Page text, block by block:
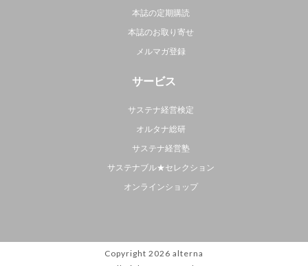
本誌の定期購読
本誌のお取り寄せ
メルマガ登録
サービス
サステナ経営検定
オルタナ総研
サステナ経営塾
サステナブル★セレクション
オンラインショップ
Copyright 2026 alterna